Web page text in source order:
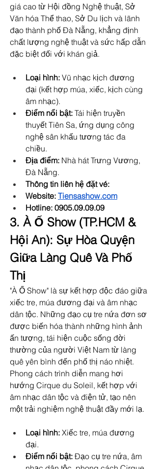
giá cao từ Hội đồng Nghệ thuật, Sở
Văn hóa Thể thao, Sở Du lịch và lãnh
đạo thành phố Đà Nẵng, khẳng định
chất lượng nghệ thuật và sức hấp dẫn
đặc biệt đối với khán giả.
Loại hình: Vũ nhạc kịch đương
đại (kết hợp múa, xiếc, kịch cùng
âm nhạc).
Điểm nổi bật: Tái hiện truyền
thuyết Tiên Sa, ứng dụng công
nghệ sân khấu tương tác đa
chiều.
Địa điểm: Nhà hát Trưng Vương,
Đà Nẵng.
Thông tin liên hệ đặt vé:
Website: Tiensashow.com
Hotline: 0905.09.09.09
3. À Ố Show (TP.HCM &
Hội An): Sự Hòa Quyện
Giữa Làng Quê Và Phố
Thị
"À Ố Show" là sự kết hợp độc đáo giữa
xiếc tre, múa đương đại và âm nhạc
dân tộc. Những đạo cụ tre nứa đơn sơ
được biến hóa thành những hình ảnh
ấn tượng, tái hiện cuộc sống đời
thường của người Việt Nam từ làng
quê yên bình đến phố thị náo nhiệt.
Phong cách trình diễn mang hơi
hướng Cirque du Soleil, kết hợp với
âm nhạc dân tộc và điện tử, tạo nên
một trải nghiệm nghệ thuật đầy mới lạ.
Loại hình: Xiếc tre, múa đương
đại.
Điểm nổi bật: Đạo cụ tre nứa, âm